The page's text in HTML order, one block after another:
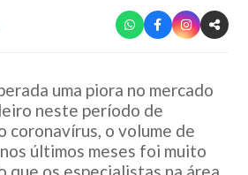
uma piora no mercado
neste período de
coronavírus, o volume de
últimos meses foi muito
que os especialistas na área